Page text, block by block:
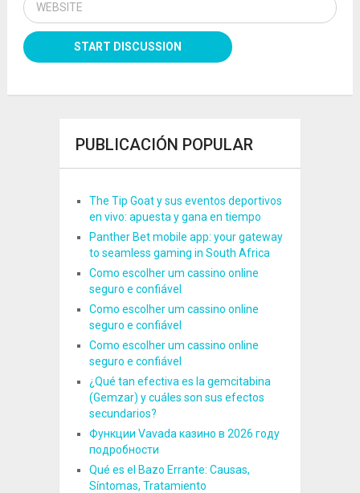
PUBLICACIÓN POPULAR
The Tip Goat y sus eventos deportivos
en vivo: apuesta y gana en tiempo
Panther Bet mobile app: your gateway
to seamless gaming in South Africa
Como escolher um cassino online
seguro e confiável
Como escolher um cassino online
seguro e confiável
Como escolher um cassino online
seguro e confiável
¿Qué tan efectiva es la gemcitabina
(Gemzar) y cuáles son sus efectos
secundarios?
Функции Vavada казино в 2026 году
подробности
Qué es el Bazo Errante: Causas,
Síntomas, Tratamiento